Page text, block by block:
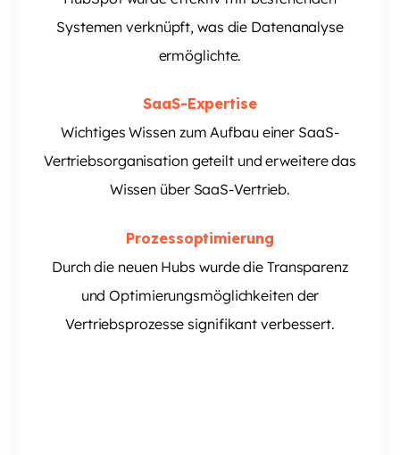
Systemen verknüpft, was die Datenanalyse
ermöglichte.
SaaS-Expertise
Wichtiges Wissen zum Aufbau einer SaaS-
Vertriebsorganisation geteilt und erweitere das
Wissen über SaaS-Vertrieb.
Prozessoptimierung
Durch die neuen Hubs wurde die Transparenz
und Optimierungsmöglichkeiten der
Vertriebsprozesse signifikant verbessert.